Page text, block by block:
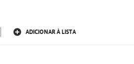
ADICIONAR À LISTA